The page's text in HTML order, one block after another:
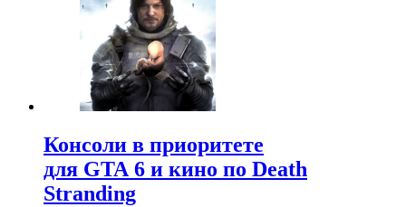
Консоли в приоритете
для GTA 6 и кино по Death
Stranding